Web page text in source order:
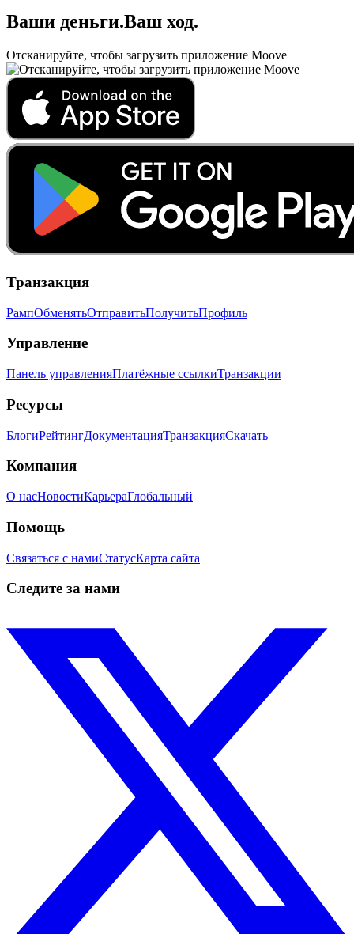
Ваши деньги.Ваш ход.
Отсканируйте, чтобы загрузить приложение Moove
Транзакция
РампОбменятьОтправитьПолучитьПрофиль
Управление
Панель управленияПлатёжные ссылкиТранзакции
Ресурсы
БлогиРейтингДокументацияТранзакцияСкачать
Компания
О насНовостиКарьераГлобальный
Помощь
Связаться с намиСтатусКарта сайта
Следите за нами